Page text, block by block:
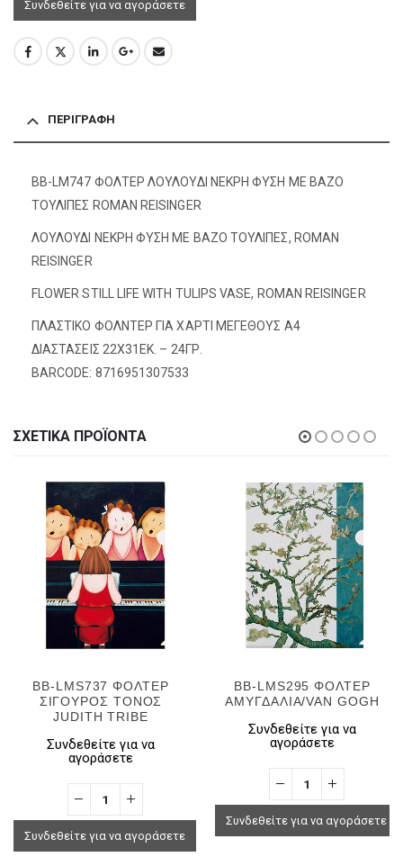
Συνδεθείτε για να αγοράσετε
ΠΕΡΙΓΡΑΦΉ
BB-LM747 ΦΟΛΤΕΡ ΛΟΥΛΟΥΔΙ ΝΕΚΡΗ ΦΥΣΗ ΜΕ ΒΑΖΟ
ΤΟΥΛΙΠΕΣ ROMAN REISINGER
ΛΟΥΛΟΥΔΙ ΝΕΚΡΗ ΦΥΣΗ ΜΕ ΒΑΖΟ ΤΟΥΛΙΠΕΣ, ROMAN
REISINGER
FLOWER STILL LIFE WITH TULIPS VASE, ROMAN REISINGER
ΠΛΑΣΤΙΚΟ ΦΟΛΝΤΕΡ ΓΙΑ ΧΑΡΤΙ ΜΕΓΕΘΟΥΣ Α4
ΔΙΑΣΤΑΣΕΙΣ 22X31EΚ. – 24ΓΡ.
BARCODE: 8716951307533
ΣΧΕΤΙΚΆ ΠΡΟΪΌΝΤΑ
BB-LMS737 ΦΟΛΤΕΡ
ΣΙΓΟΥΡΟΣ ΤΟΝΟΣ
JUDITH TRIBE
Συνδεθείτε για να
αγοράσετε
Συνδεθείτε για να αγοράσετε
BB-LMS295 ΦΟΛΤΕΡ
ΑΜΥΓΔΑΛΙΑ/VAN GOGH
Συνδεθείτε για να
αγοράσετε
Συνδεθείτε για να αγοράσετε